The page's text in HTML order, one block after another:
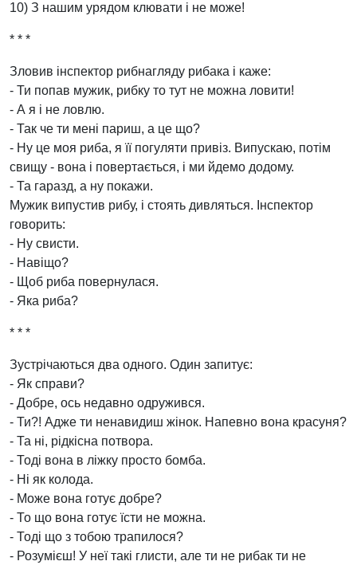
10) З нашим урядом клювати і не може!
* * *
Зловив інспектор рибнагляду рибака і каже:
- Ти попав мужик, рибку то тут не можна ловити!
- А я і не ловлю.
- Так че ти мені париш, а це що?
- Ну це моя риба, я її погуляти привіз. Випускаю, потім
свищу - вона і повертається, і ми йдемо додому.
- Та гаразд, а ну покажи.
Мужик випустив рибу, і стоять дивляться. Інспектор
говорить:
- Ну свисти.
- Навіщо?
- Щоб риба повернулася.
- Яка риба?
* * *
Зустрічаються два одного. Один запитує:
- Як справи?
- Добре, ось недавно одружився.
- Ти?! Адже ти ненавидиш жінок. Напевно вона красуня?
- Та ні, рідкісна потвора.
- Тоді вона в ліжку просто бомба.
- Ні як колода.
- Може вона готує добре?
- То що вона готує їсти не можна.
- Тоді що з тобою трапилося?
- Розумієш! У неї такі глисти, але ти не рибак ти не